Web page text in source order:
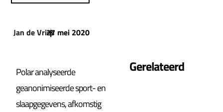
Jan de Vries
|
27 mei 2020
Polar analyseerde
geanonimiseerde sport- en
slaapgegevens, afkomstig
Gerelateerd